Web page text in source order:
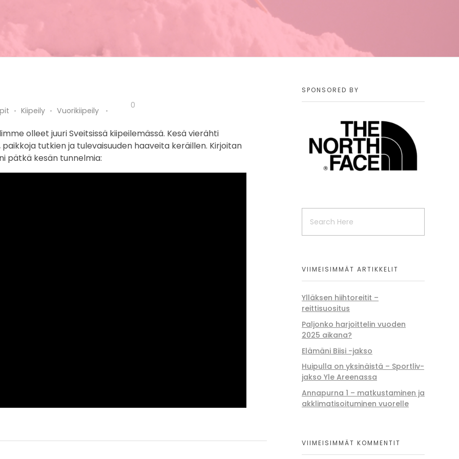
Kiipeily Vuorikiipeily
0
olleet juuri Sveitsissä kiipeilemässä. Kesä vierähti
tutkien ja tulevaisuuden haaveita keräillen. Kirjoitan
pätkä kesän tunnelmia:
SPONSORED BY
VIIMEISIMMÄT ARTIKKELIT
Ylläksen hiihtoreitit –
reittisuositus
Paljonko harjoittelin vuoden
2025 aikana?
Elämäni Biisi -jakso
Huipulla on yksinäistä – Sportliv-
jakso Yle Areenassa
Annapurna 1 – matkustaminen ja
akklimatisoituminen vuorelle
VIIMEISIMMÄT KOMMENTIT